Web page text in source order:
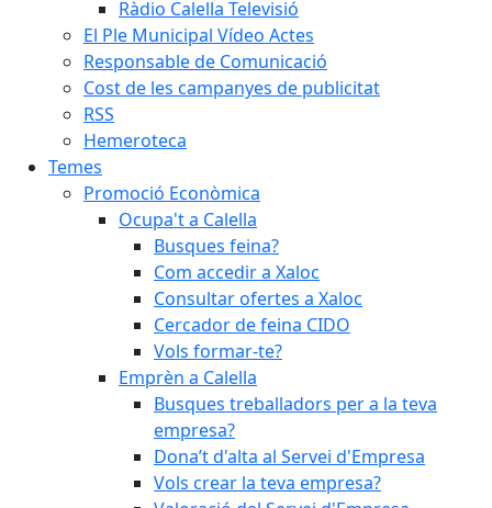
Ràdio Calella Televisió
El Ple Municipal Vídeo Actes
Responsable de Comunicació
Cost de les campanyes de publicitat
RSS
Hemeroteca
Temes
Promoció Econòmica
Ocupa't a Calella
Busques feina?
Com accedir a Xaloc
Consultar ofertes a Xaloc
Cercador de feina CIDO
Vols formar-te?
Emprèn a Calella
Busques treballadors per a la teva
empresa?
Dona’t d'alta al Servei d'Empresa
Vols crear la teva empresa?